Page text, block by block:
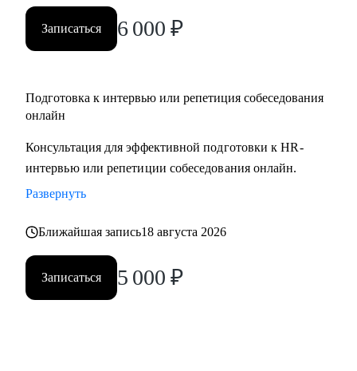
вами.
Записаться
6 000 ₽
Подготовка к интервью или репетиция собеседования
онлайн
Консультация для эффективной подготовки к HR-
интервью или репетиции собеседования онлайн.
Развернуть
Ближайшая запись18 августа 2026
Записаться 5 000 ₽